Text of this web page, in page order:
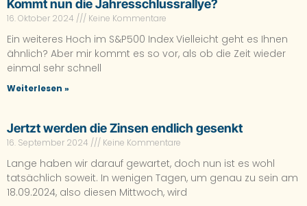
Kommt nun die Jahresschlussrallye?
16. Oktober 2024 Keine Kommentare
Ein weiteres Hoch im S&P500 Index Vielleicht geht es Ihnen
ähnlich? Aber mir kommt es so vor, als ob die Zeit wieder
einmal sehr schnell
Weiterlesen »
Jertzt werden die Zinsen endlich gesenkt
16. September 2024 Keine Kommentare
Lange haben wir darauf gewartet, doch nun ist es wohl
tatsächlich soweit. In wenigen Tagen, um genau zu sein am
18.09.2024, also diesen Mittwoch, wird